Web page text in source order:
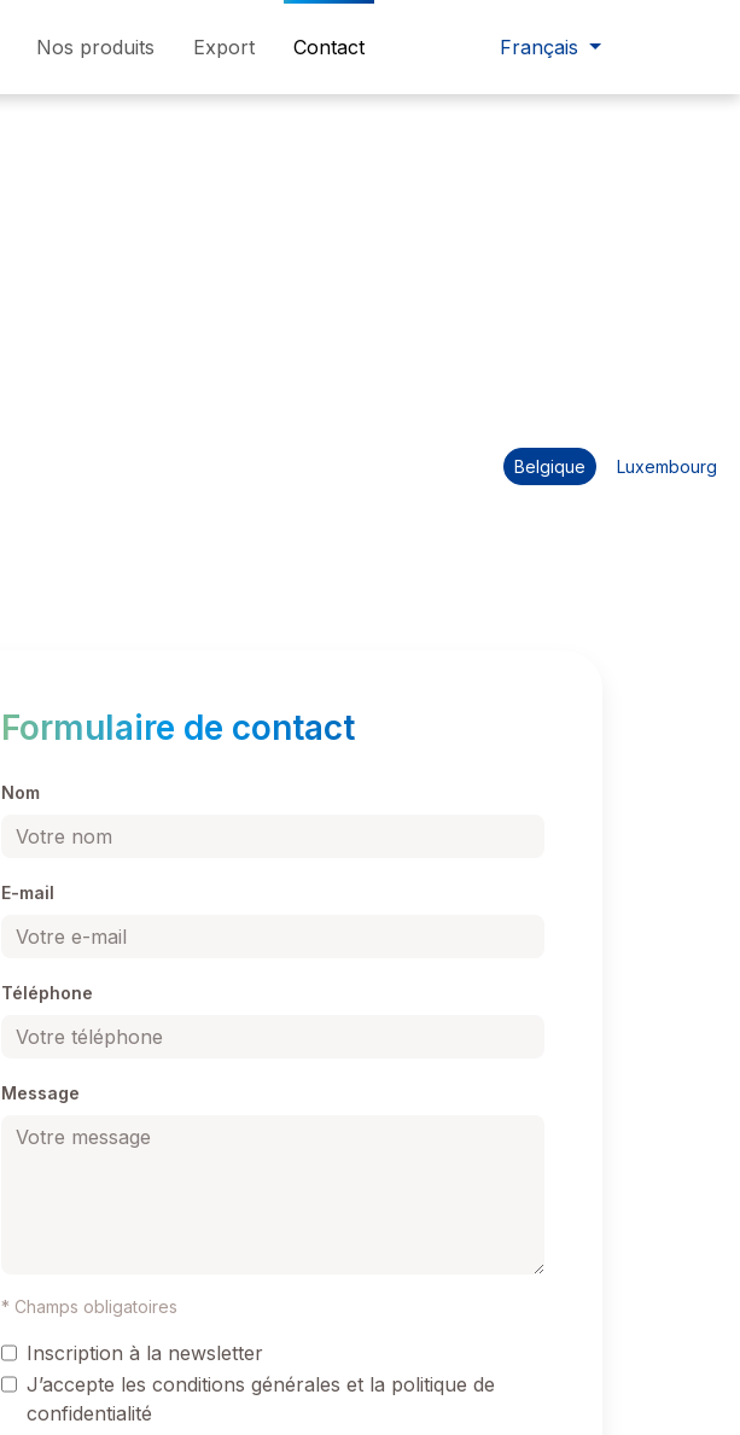
Nos produits Export Contact Français
Belgique Luxembourg
Formulaire de contact
Nom
E-mail
Téléphone
Message
* Champs obligatoires
Inscription à la newsletter
J’accepte les conditions générales et la politique de
confidentialité